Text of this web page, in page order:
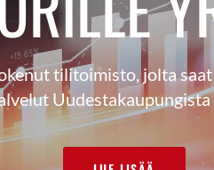
tilitoimisto, jolta